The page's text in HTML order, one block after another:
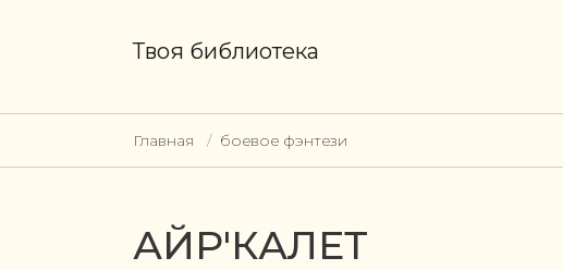
Твоя библиотека
Главная боевое фэнтези
АЙР'КАЛЕТ